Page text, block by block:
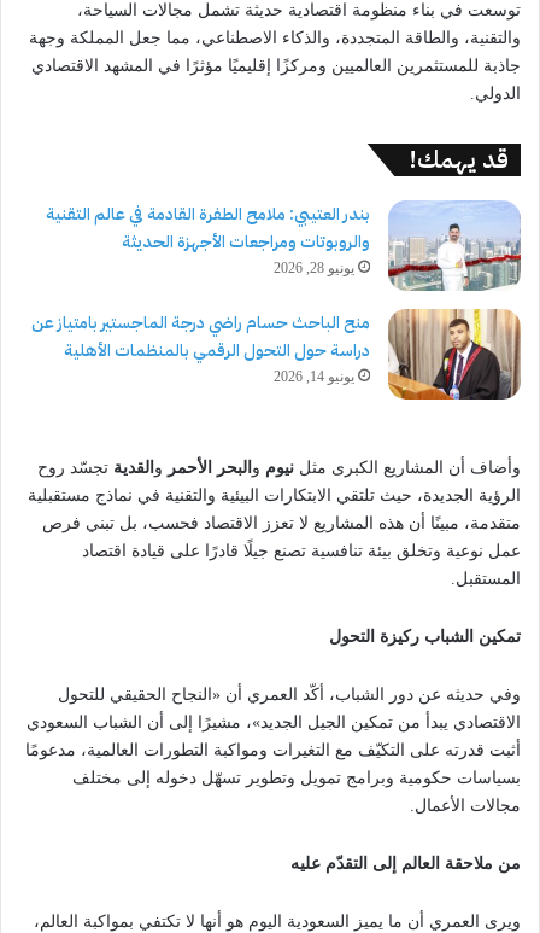
توسعت في بناء منظومة اقتصادية حديثة تشمل مجالات السياحة،
والتقنية، والطاقة المتجددة، والذكاء الاصطناعي، مما جعل المملكة وجهة
جاذبة للمستثمرين العالميين ومركزًا إقليميًا مؤثرًا في المشهد الاقتصادي
الدولي.
قد يهمك!
بندر العتيبي: ملامح الطفرة القادمة في عالم التقنية
والروبوتات ومراجعات الأجهزة الحديثة
يونيو 28, 2026
منح الباحث حسام راضي درجة الماجستير بامتياز عن
دراسة حول التحول الرقمي بالمنظمات الأهلية
يونيو 14, 2026
وأضاف أن المشاريع الكبرى مثل نيوم و البحر الأحمر و القدية تجسّد روح
الرؤية الجديدة، حيث تلتقي الابتكارات البيئية والتقنية في نماذج مستقبلية
متقدمة، مبينًا أن هذه المشاريع لا تعزز الاقتصاد فحسب، بل تبني فرص
عمل نوعية وتخلق بيئة تنافسية تصنع جيلًا قادرًا على قيادة اقتصاد
المستقبل.
تمكين الشباب ركيزة التحول
وفي حديثه عن دور الشباب، أكّد العمري أن «النجاح الحقيقي للتحول
الاقتصادي يبدأ من تمكين الجيل الجديد»، مشيرًا إلى أن الشباب السعودي
أثبت قدرته على التكيّف مع التغيرات ومواكبة التطورات العالمية، مدعومًا
بسياسات حكومية وبرامج تمويل وتطوير تسهّل دخوله إلى مختلف
مجالات الأعمال.
من ملاحقة العالم إلى التقدّم عليه
ويرى العمري أن ما يميز السعودية اليوم هو أنها لا تكتفي بمواكبة العالم،